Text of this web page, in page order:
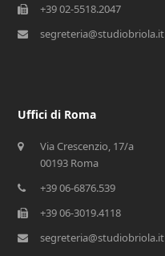
+39 02-5518.2047
segreteria@studiobriola.it
Uffici di Roma
Via Crescenzio, 17/a
00193 Roma
+39 06-6876.539
+39 06-3019.4118
segreteria@studiobriola.it